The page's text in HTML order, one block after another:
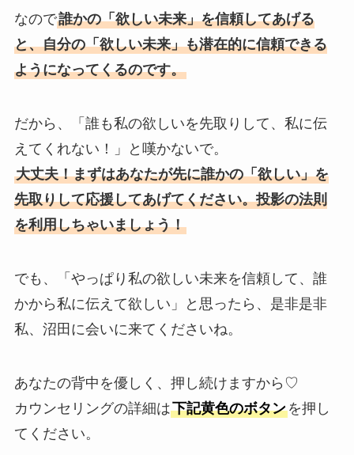
なので誰かの「欲しい未来」を信頼してあげる
と、自分の「欲しい未来」も潜在的に信頼できる
ようになってくるのです。
だから、「誰も私の欲しいを先取りして、私に伝
えてくれない！」と嘆かないで。
大丈夫！まずはあなたが先に誰かの「欲しい」を
先取りして応援してあげてください。投影の法則
を利用しちゃいましょう！
でも、「やっぱり私の欲しい未来を信頼して、誰
かから私に伝えて欲しい」と思ったら、是非是非
私、沼田に会いに来てくださいね。
あなたの背中を優しく、押し続けますから♡
カウンセリングの詳細は下記黄色のボタンを押し
てください。